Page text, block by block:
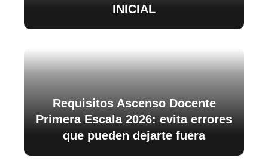
INICIAL
Requisitos Ascenso Docente
Primera Escala 2026: evita errores
que pueden dejarte fuera